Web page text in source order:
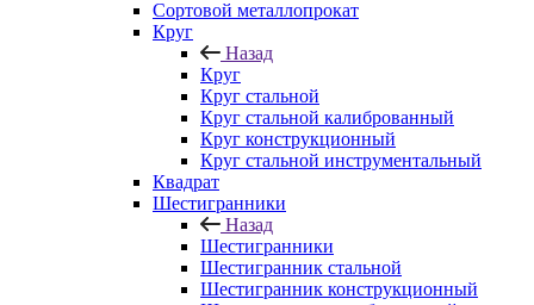
Сортовой металлопрокат
Круг
Назад
Круг
Круг стальной
Круг стальной калиброванный
Круг конструкционный
Круг стальной инструментальный
Квадрат
Шестигранники
Назад
Шестигранники
Шестигранник стальной
Шестигранник конструкционный